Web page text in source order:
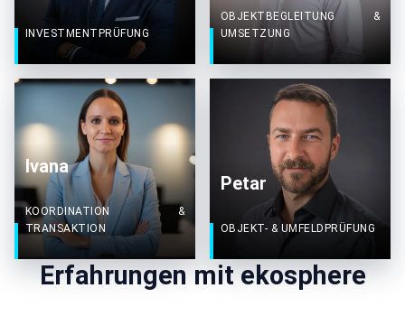
INVESTMENTPRÜFUNG
OBJEKTBEGLEITUNG &
UMSETZUNG
Ivana
KOORDINATION &
TRANSAKTION
Petar
OBJEKT- & UMFELDPRÜFUNG
Erfahrungen mit ekosphere